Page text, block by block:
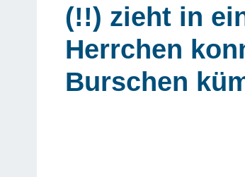
(!!) zieht in
Herrchen
Burschen